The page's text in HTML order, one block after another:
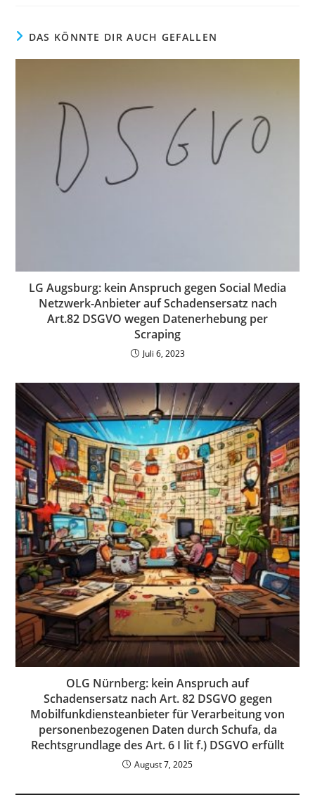
DAS KÖNNTE DIR AUCH GEFALLEN
LG Augsburg: kein Anspruch gegen Social Media
Netzwerk-Anbieter auf Schadensersatz nach
Art.82 DSGVO wegen Datenerhebung per
Scraping
Juli 6, 2023
OLG Nürnberg: kein Anspruch auf
Schadensersatz nach Art. 82 DSGVO gegen
Mobilfunkdiensteanbieter für Verarbeitung von
personenbezogenen Daten durch Schufa, da
Rechtsgrundlage des Art. 6 I lit f.) DSGVO erfüllt
August 7, 2025